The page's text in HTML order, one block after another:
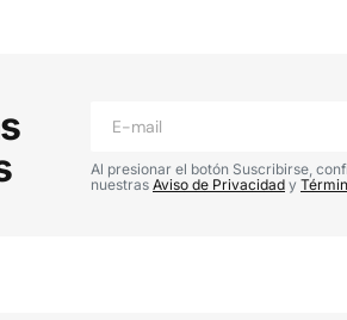
Al presionar el botón Suscribirse,
nuestras Aviso de Privacidad y